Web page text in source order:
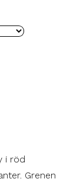
i röd
Grenen